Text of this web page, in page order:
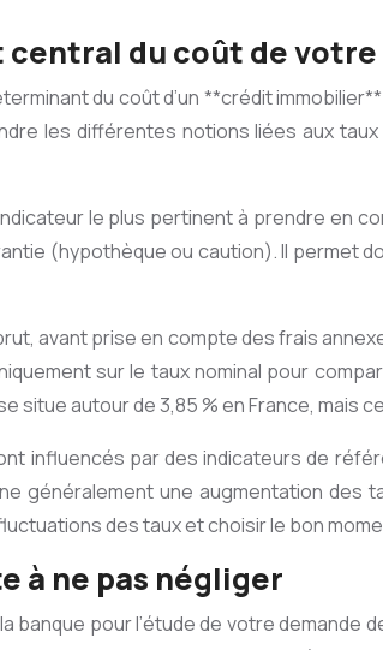
central du coût de
du coût d’un **crédit
les différentes notions liées aux
le plus pertinent à prendre en
(hypothèque ou caution). Il
avant prise en compte des frais
sur le taux nominal pour
situe autour de 3,85 % en France,
influencés par des indicateurs de
généralement une augmentation
des taux et choisir le bon
à ne pas négliger
pour l’étude de votre demande